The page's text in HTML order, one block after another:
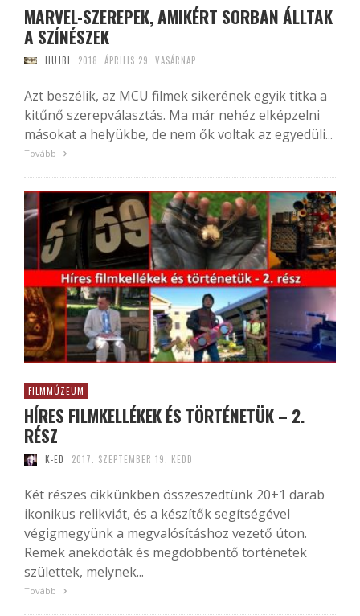
MARVEL-SZEREPEK, AMIKÉRT SORBAN ÁLLTAK
A SZÍNÉSZEK
HUJBI 2018. ÁPRILIS 29. VASÁRNAP
Azt beszélik, az MCU filmek sikerének egyik titka a
kitűnő szerepválasztás. Ma már nehéz elképzelni
másokat a helyükbe, de nem ők voltak az egyedüli...
Tovább
FILMMÚZEUM
HÍRES FILMKELLÉKEK ÉS TÖRTÉNETÜK – 2.
RÉSZ
K-ED 2017. SZEPTEMBER 19. KEDD
Két részes cikkünkben összeszedtünk 20+1 darab
ikonikus relikviát, és a készítők segítségével
végigmegyünk a megvalósításhoz vezető úton.
Remek anekdoták és megdöbbentő történetek
születtek, melynek...
Tovább